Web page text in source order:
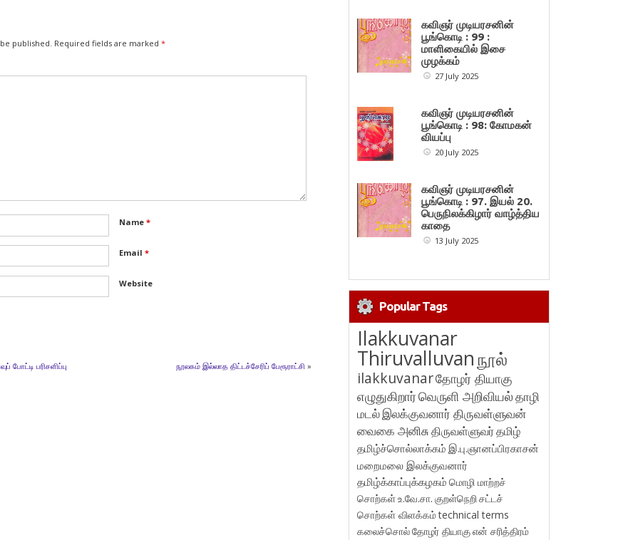
published. Required fields are marked *
Name *
Email *
Website
போட்டி பரிசளிப்பு
நூலகம் இல்லாத திட்டச்சேரிப் பேரூராட்சி »
கவிஞர் முடியரசனின்
பூங்கொடி : 99 :
மாளிகையில் இசை
முழக்கம்
27 July 2025
கவிஞர் முடியரசனின்
பூங்கொடி : 98: கோமகன்
வியப்பு
20 July 2025
கவிஞர் முடியரசனின்
பூங்கொடி : 97. இயல் 20.
பெருநிலக்கிழார் வாழ்த்திய
காதை
13 July 2025
Popular Tags
Ilakkuvanar
Thiruvalluvanநூல்
ilakkuvanarதோழர் தியாகு
எழுதுகிறார்வெருளி அறிவியல்தாழி
மடல்இலக்குவனார் திருவள்ளுவன்
வைகை அனிசுதிருவள்ளுவர்தமிழ்
தமிழ்ச்சொல்லாக்கம் இ.பு.ஞானப்பிரகாசன்
மறைமலை இலக்குவனார்
தமிழ்க்காப்புக்கழகம் மொழி மாற்றச்
சொற்கள்உ.வே.சா. குறள்நெறி சட்டச்
சொற்கள் விளக்கம்technical terms
கலைச்சொல்தோழர் தியாகுஎன் சரித்திரம்